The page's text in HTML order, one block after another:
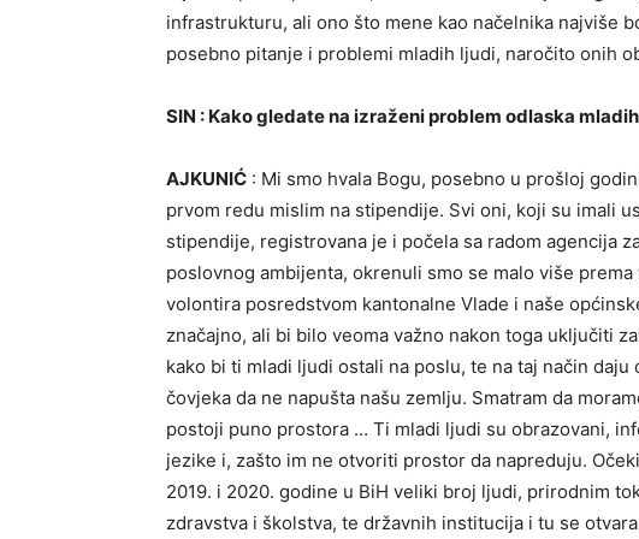
infrastrukturu, ali ono što mene kao načelnika najviše
posebno pitanje i problemi mladih ljudi, naročito onih
SIN : Kako gledate na izraženi problem odlaska
AJKUNIĆ : Mi smo hvala Bogu, posebno u prošloj
prvom redu mislim na stipendije. Svi oni, koji su imali
stipendije, registrovana je i počela sa radom agencija
poslovnog ambijenta, okrenuli smo se malo više
volontira posredstvom kantonalne Vlade i naše
značajno, ali bi bilo veoma važno nakon toga uključiti
kako bi ti mladi ljudi ostali na poslu, te na taj način
čovjeka da ne napušta našu zemlju. Smatram da
postoji puno prostora … Ti mladi ljudi su obrazovani,
jezike i, zašto im ne otvoriti prostor da napreduju.
2019. i 2020. godine u BiH veliki broj ljudi, prirodnim
zdravstva i školstva, te državnih institucija i tu se